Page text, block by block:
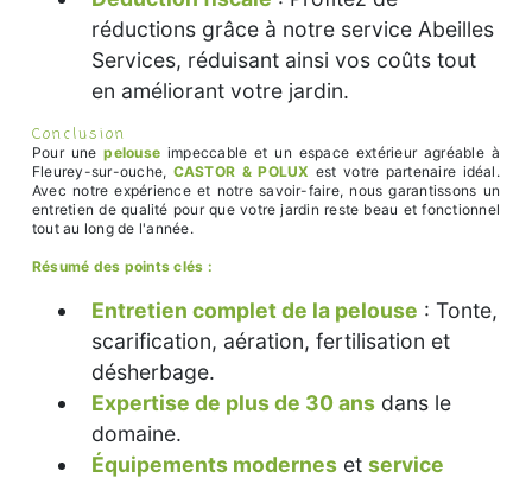
réductions grâce à notre service Abeilles
Services, réduisant ainsi vos coûts tout
en améliorant votre jardin.
Conclusion
Pour unepelouse impeccable et un espace extérieur agréable à
Fleurey-sur-ouche, CASTOR & POLUX est votre partenaire idéal.
Avec notre expérience et notre savoir-faire, nous garantissons un
entretien de qualité pour que votre jardin reste beau et fonctionnel
tout au long de l'année.
Résumé des points clés :
Entretien complet de la pelouse : Tonte,
scarification, aération, fertilisation et
désherbage.
Expertise de plus de 30 ans dans le
domaine.
Équipements modernes et service